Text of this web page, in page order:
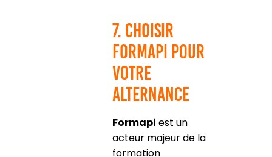
7. Choisir
Formapi pour
votre
alternance
Formapi est un
acteur majeur de la
formation